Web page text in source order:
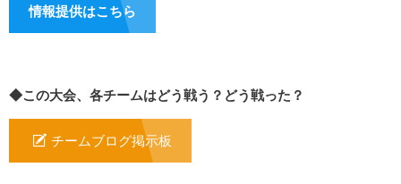
情報提供はこちら
◆この大会、各チームはどう戦う？どう戦った？
チームブログ掲示板